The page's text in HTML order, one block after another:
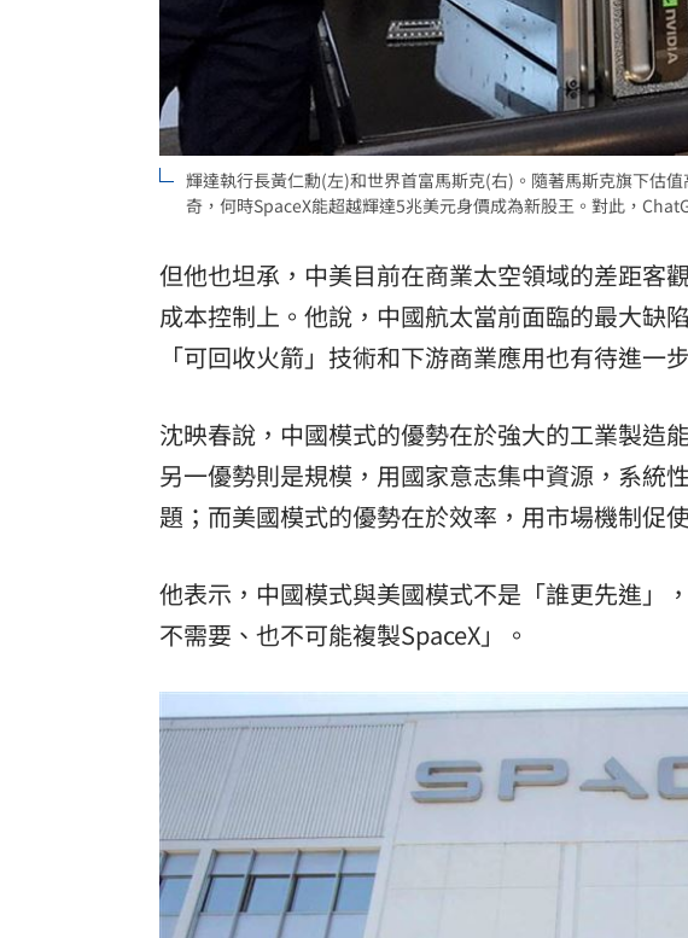
輝達執行長黃仁勳(左)和世界首富馬斯克(右)。隨著馬斯克旗下估
奇，何時SpaceX能超越輝達5兆美元身價成為新股王。對此，
但他也坦承，中美目前在商業太空領域的差距客
成本控制上。他說，中國航太當前面臨的最大缺
「可回收火箭」技術和下游商業應用也有待進一
沈映春說，中國模式的優勢在於強大的工業製造
另一優勢則是規模，用國家意志集中資源，系統
題；而美國模式的優勢在於效率，用市場機制促
他表示，中國模式與美國模式不是「誰更先進」
不需要、也不可能複製SpaceX」。